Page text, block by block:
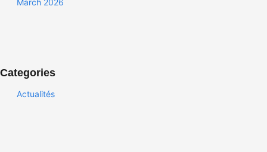
March 2026
Categories
Actualités